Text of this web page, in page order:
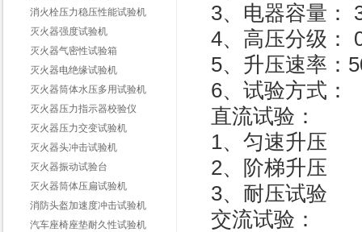
消火栓压力稳压性能试验机
灭火器强度试验机
灭火器气密性试验箱
灭火器电绝缘试验机
灭火器筒体水压多用试验机
灭火器压力指示器校验仪
灭火器压力交变试验机
灭火器头冲击试验机
灭火器振动试验台
灭火器筒体压扁试验机
消防头盔加速度冲击试验机
汽车座椅座垫耐久性试验机
3、电器容量：
4、高压分级：
5、升压速率：
6、试验方式：
直流试验：
1、匀速升压
2、阶梯升压
3、耐压试验
交流试验：